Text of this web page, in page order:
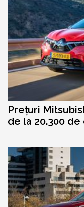
Prețuri
de la 20.300 de